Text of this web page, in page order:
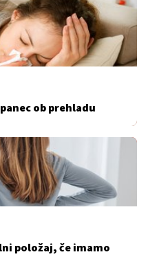
ob prehladu
položaj, če imamo